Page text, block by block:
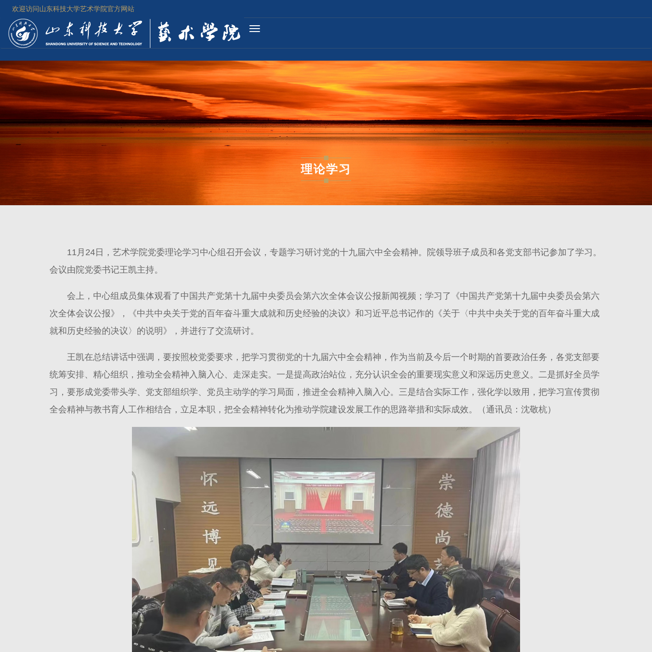
欢迎访问山东科技大学艺术学院官方网站
Toggle
navigation
理论学习
11月24日，艺术学院党委理论学习中心组召开会议，专题学习研讨党的十九届六中全会精神。院领导班子成员和各党支部书记参加了学习。
会议由院党委书记王凯主持。
会上，中心组成员集体观看了中国共产党第十九届中央委员会第六次全体会议公报新闻视频；学习了《中国共产党第十九届中央委员会第六
次全体会议公报》，《中共中央关于党的百年奋斗重大成就和历史经验的决议》和习近平总书记作的《关于〈中共中央关于党的百年奋斗重大成
就和历史经验的决议〉的说明》，并进行了交流研讨。
王凯在总结讲话中强调，要按照校党委要求，把学习贯彻党的十九届六中全会精神，作为当前及今后一个时期的首要政治任务，各党支部要
统筹安排、精心组织，推动全会精神入脑入心、走深走实。一是提高政治站位，充分认识全会的重要现实意义和深远历史意义。二是抓好全员学
习，要形成党委带头学、党支部组织学、党员主动学的学习局面，推进全会精神入脑入心。三是结合实际工作，强化学以致用，把学习宣传贯彻
全会精神与教书育人工作相结合，立足本职，把全会精神转化为推动学院建设发展工作的思路举措和实际成效。（通讯员：沈敬杭）